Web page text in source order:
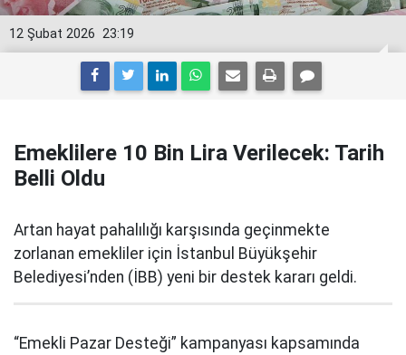
23:19
12 Şubat 2026
Emeklilere 10 Bin Lira Verilecek: Tarih
Belli Oldu
Artan hayat pahalılığı karşısında geçinmekte
zorlanan emekliler için İstanbul Büyükşehir
Belediyesi’nden (İBB) yeni bir destek kararı geldi.
“Emekli Pazar Desteği” kampanyası kapsamında